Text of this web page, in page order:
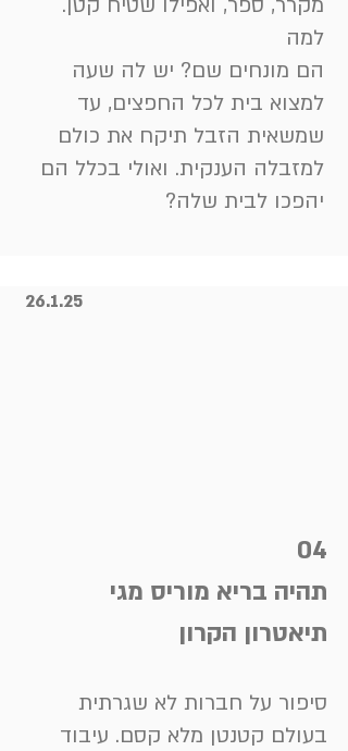
למה
הם מונחים שם? יש לה שעה
למצוא בית לכל החפצים, עד
שמשאית הזבל תיקח את כולם
למזבלה הענקית. ואולי בכלל הם
יהפכו לבית שלה?
26.1.25
04
תהיה בריא מוריס מגי
תיאטרון הקרון
סיפור על חברות לא שגרתית
בעולם קטנטן מלא קסם. עיבוד